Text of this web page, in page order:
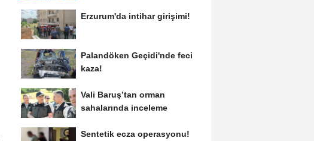
Dadaşlar!"...
Erzurum'da intihar girişimi!
Palandöken Geçidi'nde feci
kaza!
Vali Baruş’tan orman
sahalarında inceleme
Sentetik ecza operasyonu!